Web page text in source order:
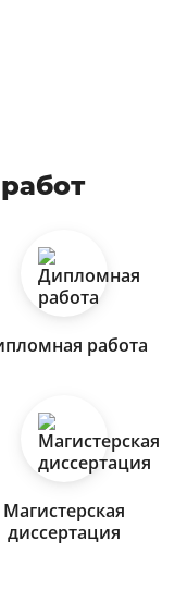
работа
Магистерская
диссертация